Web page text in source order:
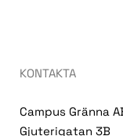
KONTAKTA
Campus Gränna
Gjuterigatan 3B